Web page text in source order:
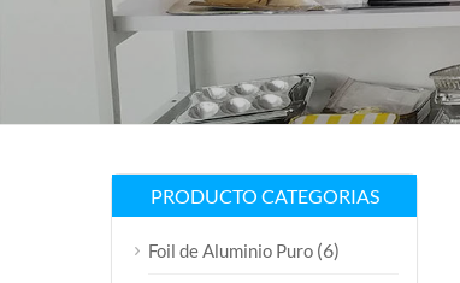
PRODUCTO CATEGORIAS
Foil de Aluminio Puro (6)